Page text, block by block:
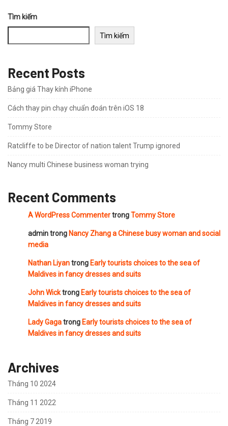
Tìm kiếm
Tìm kiếm
Recent Posts
Bảng giá Thay kính iPhone
Cách thay pin chạy chuẩn đoán trên iOS 18
Tommy Store
Ratcliffe to be Director of nation talent Trump ignored
Nancy multi Chinese business woman trying
Recent Comments
A WordPress CommentertrongTommy Store
admintrong Nancy Zhang a Chinese busy woman and social
media
Nathan Liyantrong Early tourists choices to the sea of
Maldives in fancy dresses and suits
John Wicktrong Early tourists choices to the sea of
Maldives in fancy dresses and suits
Lady Gagatrong Early tourists choices to the sea of
Maldives in fancy dresses and suits
Archives
Tháng 10 2024
Tháng 11 2022
Tháng 7 2019